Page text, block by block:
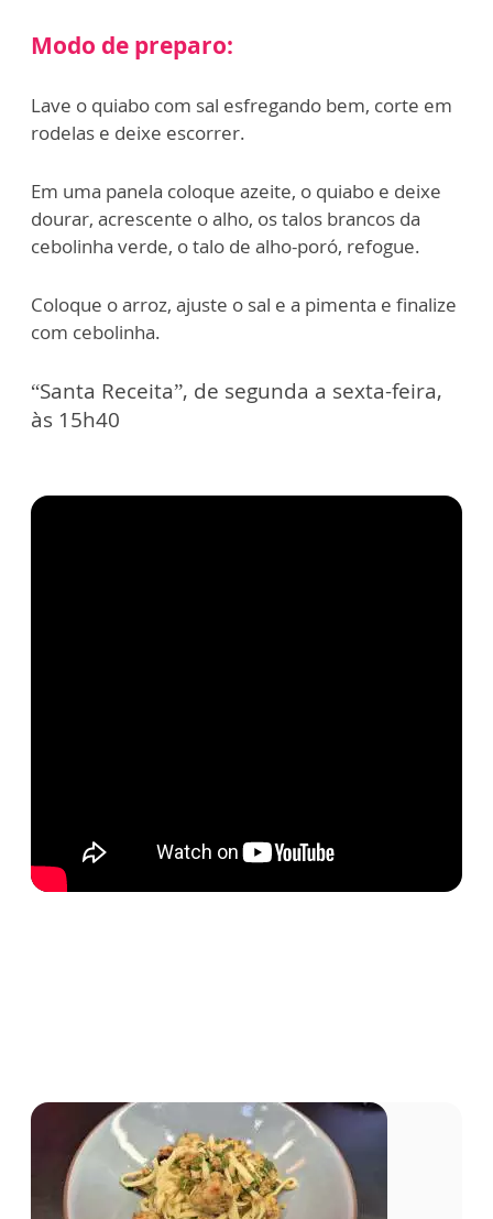
Modo de preparo:
Lave o quiabo com sal esfregando bem, corte em
rodelas e deixe escorrer.
Em uma panela coloque azeite, o quiabo e deixe
dourar, acrescente o alho, os talos brancos da
cebolinha verde, o talo de alho-poró, refogue.
Coloque o arroz, ajuste o sal e a pimenta e finalize
com cebolinha.
“Santa Receita”, de segunda a sexta-feira,
às 15h40